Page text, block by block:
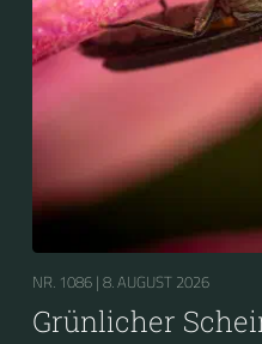
NR. 1086 | 8. AUGUST 2026
Grünlicher